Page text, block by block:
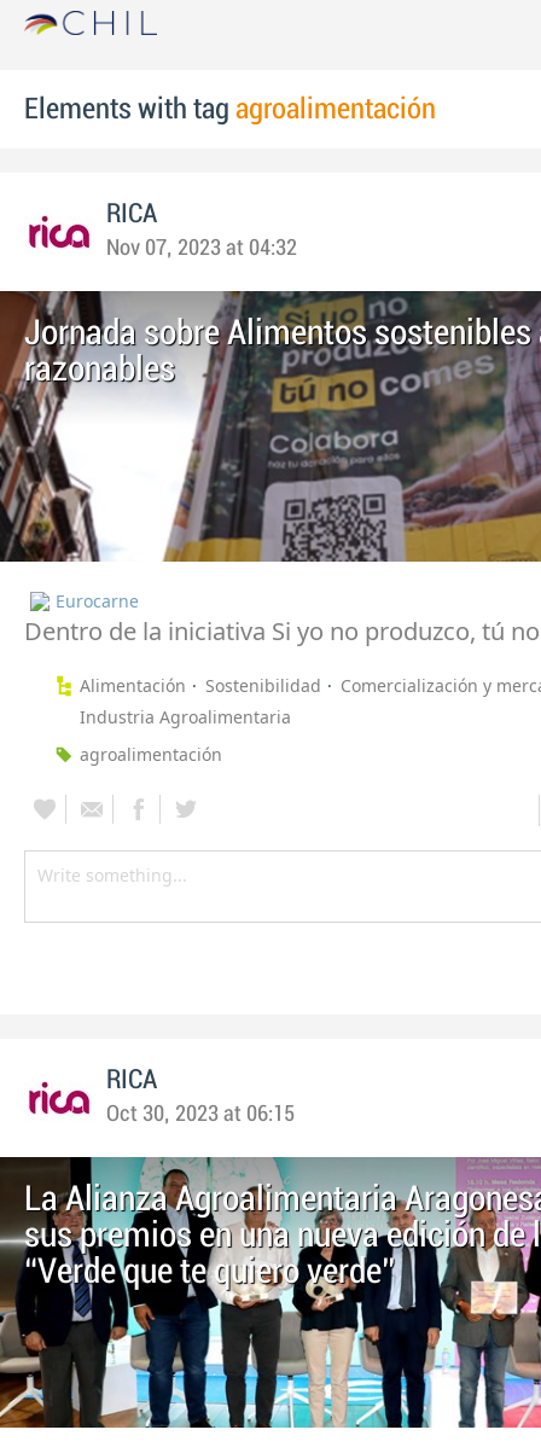
Elements with tag agroalimentación
RICA
Nov 07, 2023 at 04:32
Jornada sobre Alimentos sostenibles
razonables
Eurocarne
Dentro de la iniciativa Si yo no produzco, tú
Alimentación Sostenibilidad
Comercialización y
Industria Agroalimentaria
agroalimentación
RICA
Oct 30, 2023 at 06:15
La Alianza Agroalimentaria
sus premios en una nueva edición de
“Verde que te quiero verde”